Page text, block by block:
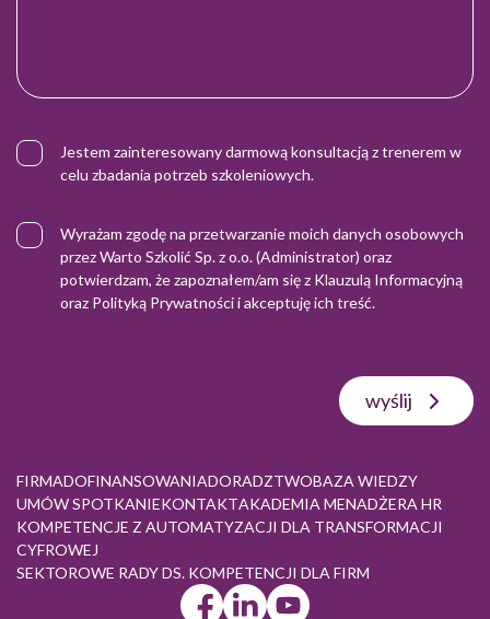
Jestem zainteresowany darmową konsultacją z trenerem w
celu zbadania potrzeb szkoleniowych.
Wyrażam zgodę na przetwarzanie moich danych osobowych
przez Warto Szkolić Sp. z o.o. (Administrator) oraz
potwierdzam, że zapoznałem/am się z Klauzulą Informacyjną
oraz Polityką Prywatnościi akceptuję ich treść.
wyślij
FIRMADOFINANSOWANIADORADZTWOBAZA WIEDZY
UMÓW SPOTKANIEKONTAKTAKADEMIA MENADŻERA HR
KOMPETENCJE Z AUTOMATYZACJI DLA TRANSFORMACJI
CYFROWEJ
SEKTOROWE RADY DS. KOMPETENCJI DLA FIRM